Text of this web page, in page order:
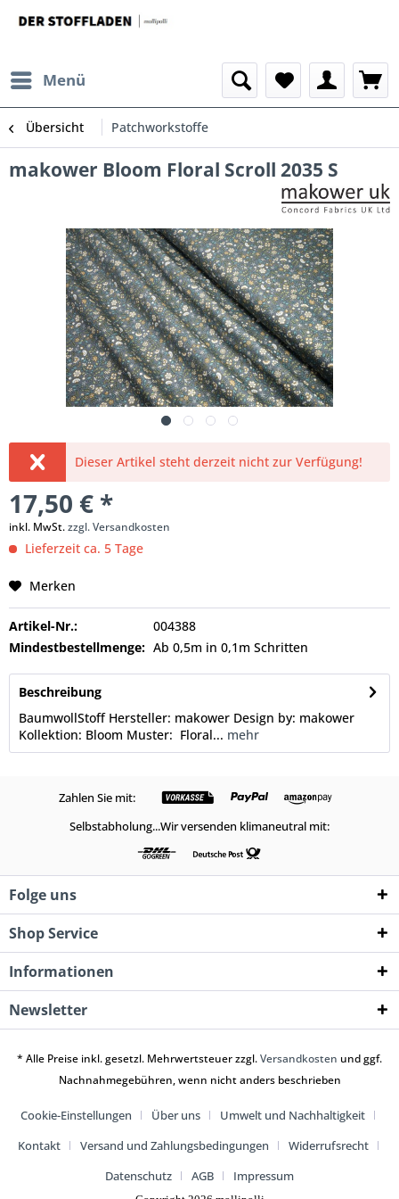
Menü
Übersicht Patchworkstoffe
makower Bloom Floral Scroll 2035 S
Dieser Artikel steht derzeit nicht zur Verfügung!
17,50 € *
inkl. MwSt.zzgl. Versandkosten
Lieferzeit ca. 5 Tage
Merken
Artikel-Nr.:
004388
Mindestbestellmenge: Ab 0,5m in 0,1m Schritten
Beschreibung
BaumwollStoff Hersteller: makower Design by: makower
Kollektion: Bloom Muster: Floral... mehr
Zahlen Sie mit:
Selbstabholung...Wir versenden klimaneutral mit:
Folge uns
Shop Service
Informationen
Newsletter
* Alle Preise inkl. gesetzl. Mehrwertsteuer zzgl.Versandkosten und ggf.
Nachnahmegebühren, wenn nicht anders beschrieben
Cookie-Einstellungen Über uns
Umwelt und Nachhaltigkeit
Kontakt
Versand und Zahlungsbedingungen
Widerrufsrecht
Datenschutz
AGB Impressum